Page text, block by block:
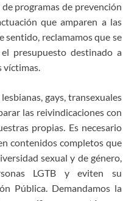
programas de prevención
que amparen a las
sentido, reclamamos que se
presupuesto destinado a
víctimas.
gays, transexuales
las reivindicaciones con
propias. Es necesario
contenidos completos que
sexual y de género,
LGTB y eviten su
Pública. Demandamos la